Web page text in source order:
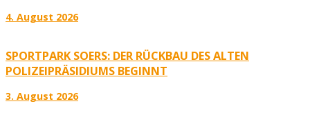
4. August 2026
SPORTPARK SOERS: DER RÜCKBAU DES ALTEN
POLIZEIPRÄSIDIUMS BEGINNT
3. August 2026